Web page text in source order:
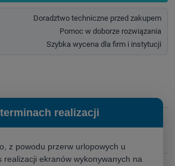
Doradztwo techniczne przed zakupem
Pomoc w doborze rozwiązania
Szybka wycena dla firm i instytucji
realizacji
z powodu przerw urlopowych u
realizacji ekranów wykonywanych na